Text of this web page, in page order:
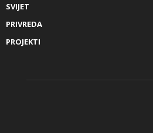
SVIJET
PRIVREDA
PROJEKTI